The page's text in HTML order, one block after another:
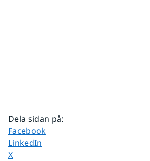
Dela sidan på:
Dela sidan på
Facebook
Dela sidan på
LinkedIn
Dela sidan på
X